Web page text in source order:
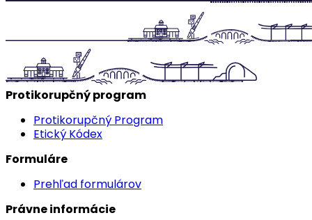
Protikorupčný program
Protikorupčný Program
Etický Kódex
Formuláre
Prehľad formulárov
Právne informácie